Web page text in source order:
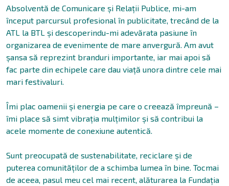
Absolventă de Comunicare și Relații Publice, mi-am
început parcursul profesional în publicitate, trecând de la
ATL la BTL și descoperindu-mi adevărata pasiune în
organizarea de evenimente de mare anvergură. Am avut
șansa să reprezint branduri importante, iar mai apoi să
fac parte din echipele care dau viață unora dintre cele mai
mari festivaluri.
Îmi plac oamenii și energia pe care o creează împreună –
îmi place să simt vibrația mulțimilor și să contribui la
acele momente de conexiune autentică.
Sunt preocupată de sustenabilitate, reciclare și de
puterea comunităților de a schimba lumea în bine. Tocmai
de aceea, pasul meu cel mai recent, alăturarea la Fundația